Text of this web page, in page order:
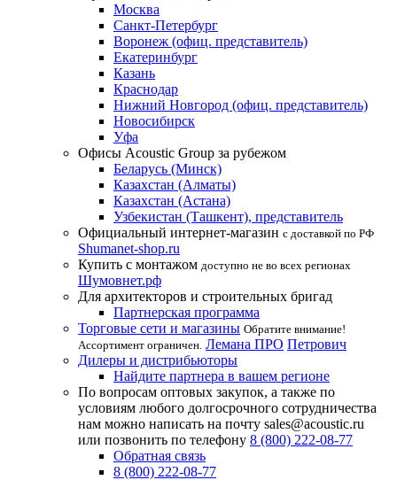
Москва
Санкт-Петербург
Воронеж (офиц. представитель)
Екатеринбург
Казань
Краснодар
Нижний Новгород (офиц. представитель)
Новосибирск
Уфа
Офисы Acoustic Group за рубежом
Беларусь (Минск)
Казахстан (Алматы)
Казахстан (Астана)
Узбекистан (Ташкент), представитель
Официальный интернет-магазин с доставкой по РФ
Shumanet-shop.ru
Купить с монтажом доступно не во всех регионах
Шумовнет.рф
Для архитекторов и строительных бригад
Партнерская программа
Торговые сети и магазины Обратите внимание!
Ассортимент ограничен. Лемана ПРО Петрович
Дилеры и дистрибьюторы
Найдите партнера в вашем регионе
По вопросам оптовых закупок, а также по
условиям любого долгосрочного сотрудничества
нам можно написать на почту sales@acoustic.ru
или позвонить по телефону 8 (800) 222-08-77
Обратная связь
8 (800) 222-08-77